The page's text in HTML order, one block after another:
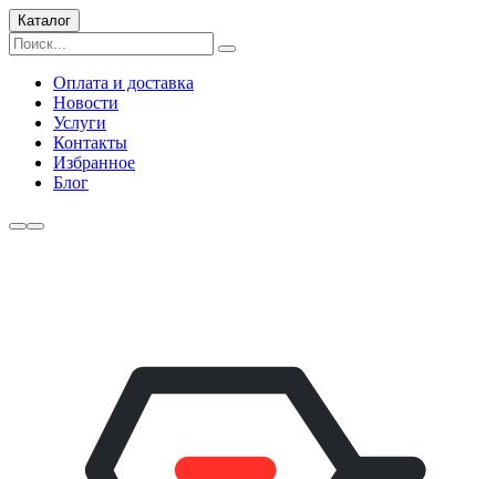
Каталог
Оплата и доставка
Новости
Услуги
Контакты
Избранное
Блог